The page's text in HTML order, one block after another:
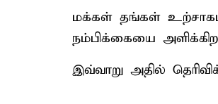
மக்கள் தங்கள்
நம்பிக்கையை
இவ்வாறு அதில்